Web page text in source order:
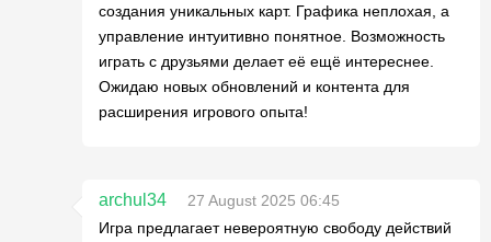
создания уникальных карт. Графика неплохая, а
управление интуитивно понятное. Возможность
играть с друзьями делает её ещё интереснее.
Ожидаю новых обновлений и контента для
расширения игрового опыта!
archul34
27 August 2025 06:45
Игра предлагает невероятную свободу действий